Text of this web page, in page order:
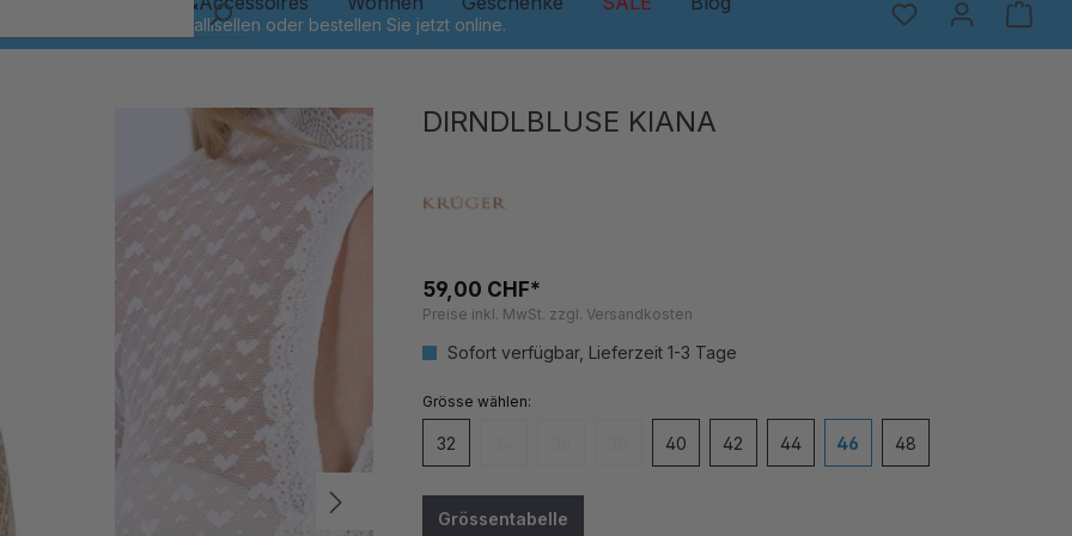
DIRNDLBLUSE KIANA
59,00 CHF*
Preise inkl. MwSt. zzgl. Versandkosten
Sofort verfügbar, Lieferzeit 1-3 Tage
Grösseauswählen
32 (Diese Option ist zurzeit nicht verfügbar.)
(Diese Option ist zurzeit nicht verfügbar.)
(Diese Option ist zurzeit nicht verfügbar.)
40 42 44 46 48
Grössentabelle